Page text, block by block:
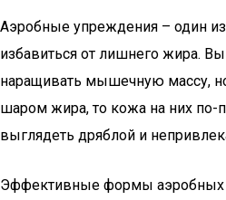
Аэробные упреждения – один
избавиться от лишнего жира.
наращивать мышечную массу,
шаром жира, то кожа на них по-
выглядеть дряблой и
Эффективные формы аэробных